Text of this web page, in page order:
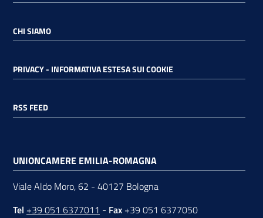
CHI SIAMO
PRIVACY - INFORMATIVA ESTESA SUI COOKIE
RSS FEED
UNIONCAMERE EMILIA-ROMAGNA
Viale Aldo Moro, 62 - 40127 Bologna
Tel +39 051 6377011 - Fax +39 051 6377050